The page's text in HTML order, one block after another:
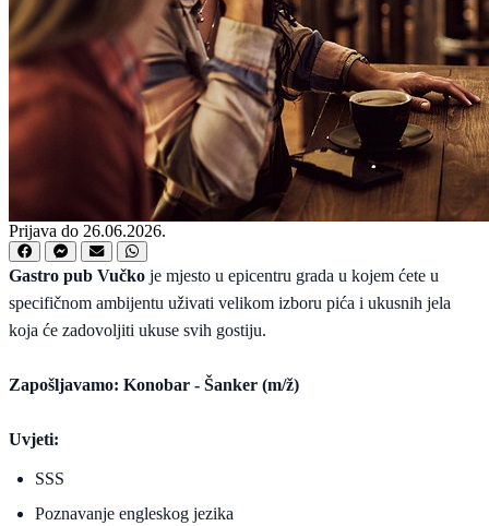
Prijava do 26.06.2026.
Gastro pub Vučko je mjesto u epicentru grada u kojem ćete u
specifičnom ambijentu uživati velikom izboru pića i ukusnih jela
koja će zadovoljiti ukuse svih gostiju.
Zapošljavamo: Konobar - Šanker (m/ž)
Uvjeti:
SSS
Poznavanje engleskog jezika